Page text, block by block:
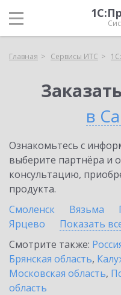
Главная Сервисы ИТС
в
Ознакомьтесь с
выберите партнёра и
консультацию,
продукта.
Смоленск
Вязьма
Ярцево
Показать
Смотрите также:
Брянская область,
Московская область,
область